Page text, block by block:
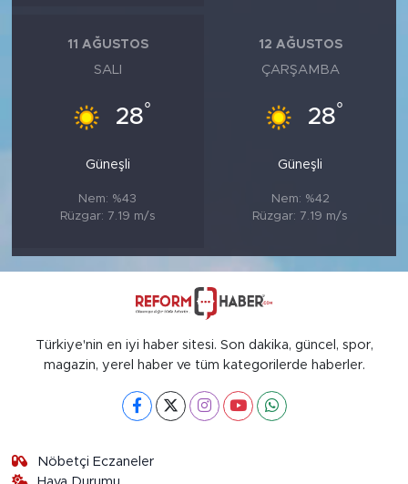
11 AĞUSTOS
SALI
28°
Güneşli
Nem: %43
Rüzgar: 7.19 m/s
12 AĞUSTOS
ÇARŞAMBA
28°
Güneşli
Nem: %42
Rüzgar: 7.19 m/s
Türkiye'nin en iyi haber sitesi. Son dakika, güncel, spor,
magazin, yerel haber ve tüm kategorilerde haberler.
Nöbetçi Eczaneler
Hava Durumu